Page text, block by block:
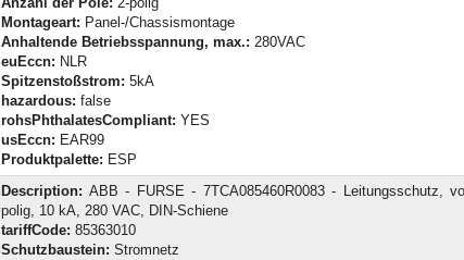
Montageart: Panel-/Chassismontage
Anhaltende Betriebsspannung, max.: 280VAC
euEccn: NLR
Spitzenstoßstrom: 5kA
hazardous: false
rohsPhthalatesCompliant: YES
usEccn: EAR99
Produktpalette: ESP
Description: ABB - FURSE - 7TCA085460R0083 - Leitungsschutz,
polig, 10 kA, 280 VAC, DIN-Schiene
tariffCode: 85363010
Schutzbaustein: Stromnetz